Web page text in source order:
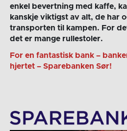
enkel bevertning med kaffe,
kanskje viktigst av alt, de har
transporten til kampen. For
det er mange rullestoler.
For en fantastisk bank –
hjertet – Sparebanken Sør!